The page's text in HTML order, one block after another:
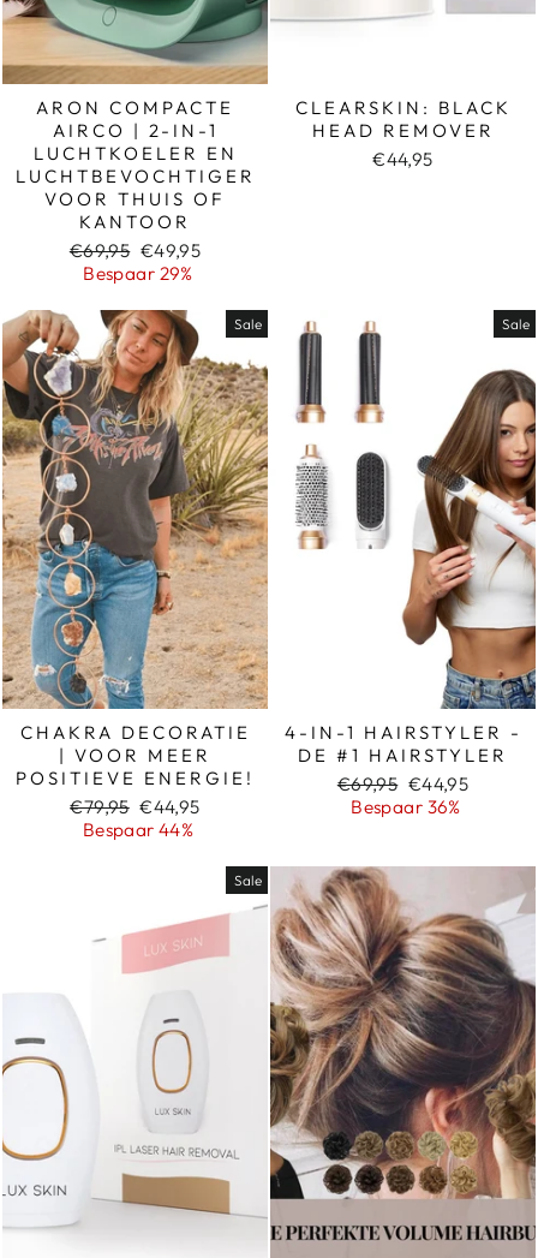
ARON COMPACTE
AIRCO | 2-IN-1
LUCHTKOELER EN
LUCHTBEVOCHTIGER
VOOR THUIS OF
KANTOOR
Normale
prijs
€69,95 Sale
prijs
€49,95
Bespaar 29%
CLEARSKIN: BLACK
HEAD REMOVER
€44,95
Sale
CHAKRA DECORATIE
| VOOR MEER
POSITIEVE ENERGIE!
Normale
prijs
€79,95 Sale
prijs
€44,95
Bespaar 44%
Sale
4-IN-1 HAIRSTYLER -
DE #1 HAIRSTYLER
Normale
prijs
€69,95 Sale
prijs
€44,95
Bespaar 36%
Sale